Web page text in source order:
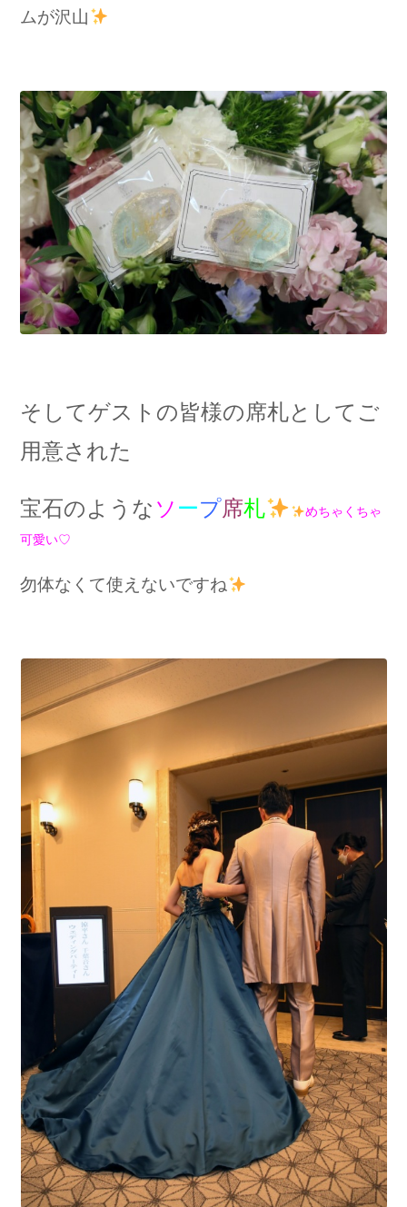
ムが沢山
そしてゲストの皆様の席札としてご
用意された
宝石のような ソ ープ席札 めちゃくちゃ
可愛い♡
勿体なくて使えないですね